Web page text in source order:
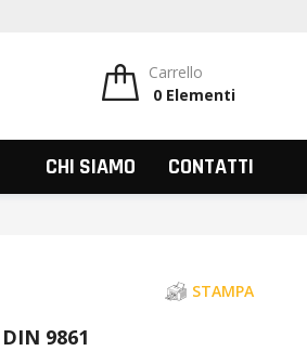
Carrello
0 Elementi
CHI SIAMO CONTATTI
STAMPA
9861